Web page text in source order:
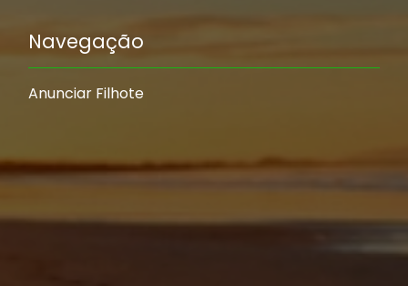
Navegação
Anunciar Filhote